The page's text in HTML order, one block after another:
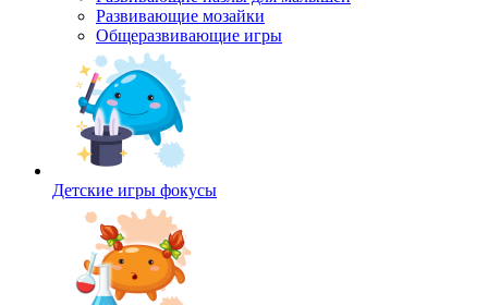
Развивающие мозайки
Общеразвивающие игры
Детские игры фокусы